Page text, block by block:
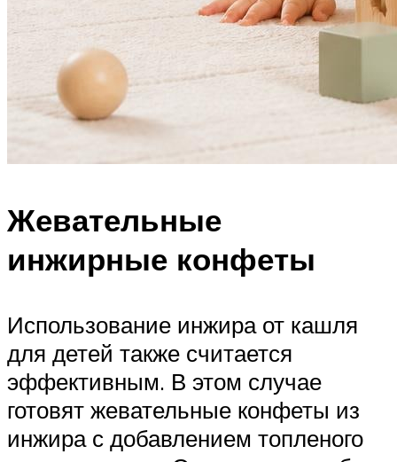
Жевательные
инжирные конфеты
Использование инжира от кашля
для детей также считается
эффективным. В этом случае
готовят жевательные конфеты из
инжира с добавлением топленого